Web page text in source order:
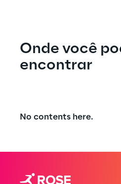
Onde você
encontrar
No contents here.